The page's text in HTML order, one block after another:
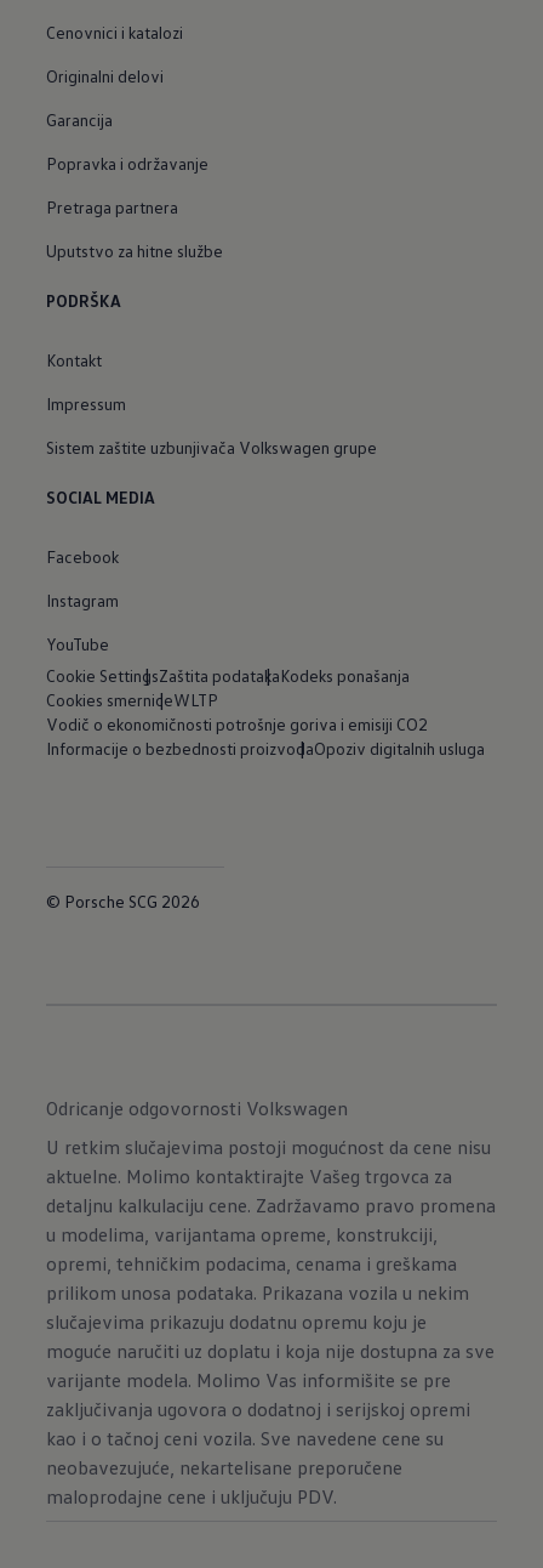
Cenovnici i katalozi
Originalni delovi
Garancija
Popravka i održavanje
Pretraga partnera
Uputstvo za hitne službe
PODRŠKA
Kontakt
Impressum
Sistem zaštite uzbunjivača Volkswagen grupe
SOCIAL MEDIA
Facebook
Instagram
YouTube
Cookie SettingsZaštita podatakaKodeks ponašanja
Cookies smerniceWLTP
Vodič o ekonomičnosti potrošnje goriva i emisiji CO2
Informacije o bezbednosti proizvodaOpoziv digitalnih usluga
© Porsche SCG 2026
Odricanje odgovornosti Volkswagen
U retkim slučajevima postoji mogućnost da cene nisu
aktuelne. Molimo kontaktirajte Vašeg trgovca za
detaljnu kalkulaciju cene. Zadržavamo pravo promena
u modelima, varijantama opreme, konstrukciji,
opremi, tehničkim podacima, cenama i greškama
prilikom unosa podataka. Prikazana vozila u nekim
slučajevima prikazuju dodatnu opremu koju je
moguće naručiti uz doplatu i koja nije dostupna za sve
varijante modela. Molimo Vas informišite se pre
zaključivanja ugovora o dodatnoj i serijskoj opremi
kao i o tačnoj ceni vozila. Sve navedene cene su
neobavezujuće, nekartelisane preporučene
maloprodajne cene i uključuju PDV.